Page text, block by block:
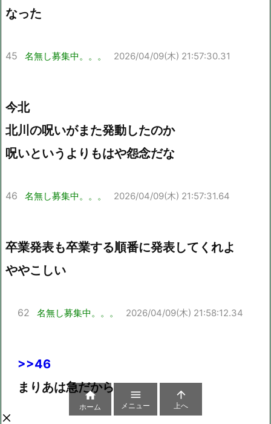
なった
45 名無し募集中。。。 2026/04/09(木) 21:57:30.31
今北
北川の呪いがまた発動したのか
呪いというよりもはや怨念だな
46 名無し募集中。。。 2026/04/09(木) 21:57:31.64
卒業発表も卒業する順番に発表してくれよ
ややこしい
62 名無し募集中。。。 2026/04/09(木) 21:58:12.34
>>46
まりあは急だから

ホーム

メニュー

上へ